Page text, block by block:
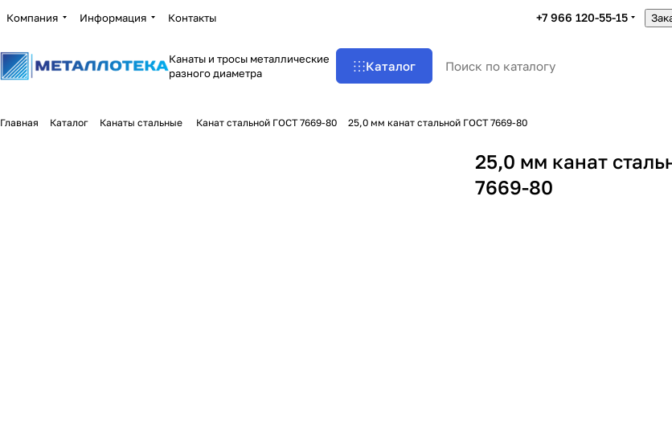
Компания Информация Контакты +7 966 120-55-15
Канаты и тросы металлические
разного диаметра
Каталог
Главная Каталог Канаты стальные Канат стальной ГОСТ 7669-80 25,0 мм канат стальной ГОСТ 7669-80
25,0 мм канат
7669-80